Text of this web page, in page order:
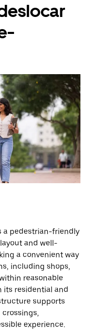
a pedestrian-friendly
and well-
a convenient way
including shops,
reasonable
its residential and
supports
experience.